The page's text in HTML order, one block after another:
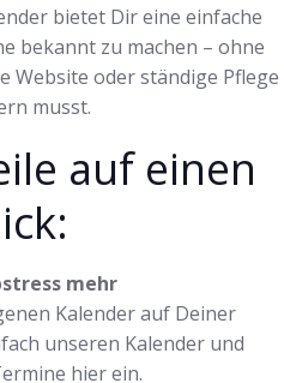
bietet Dir eine einfache
bekannt zu machen – ohne
Website oder ständige Pflege
musst.
auf einen
mehr
Kalender auf Deiner
unseren Kalender und
hier ein.